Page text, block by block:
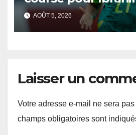
le PSG reste ferme
AOÛT 5, 2026
Laisser un
Votre adresse e-mail ne sera
champs obligatoires sont